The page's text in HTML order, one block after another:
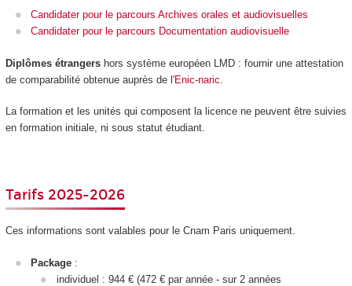
Candidater pour le parcours Archives orales et audiovisuelles
Candidater pour le parcours Documentation audiovisuelle
Diplômes étrangershors système européen LMD: fournir une attestation
de comparabilité obtenue auprès de l'Enic-naric
La formation et les unités qui composent la licence ne peuvent être suivies
en formation initiale, ni sous statut étudiant.
Tarifs 2025-2026
Ces informations sont valables pour le Cnam Paris uniquement.
Package :
individuel : 944 € (472 € par année - sur 2 années